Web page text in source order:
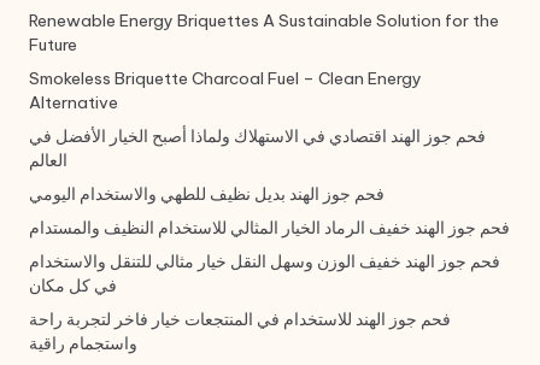
Renewable Energy Briquettes A Sustainable Solution for the
Future
Smokeless Briquette Charcoal Fuel – Clean Energy
Alternative
فحم جوز الهند اقتصادي في الاستهلاك ولماذا أصبح الخيار الأفضل في
العالم
فحم جوز الهند بديل نظيف للطهي والاستخدام اليومي
فحم جوز الهند خفيف الرماد الخيار المثالي للاستخدام النظيف والمستدام
فحم جوز الهند خفيف الوزن وسهل النقل خيار مثالي للتنقل والاستخدام
في كل مكان
فحم جوز الهند للاستخدام في المنتجعات خيار فاخر لتجربة راحة
واستجمام راقية